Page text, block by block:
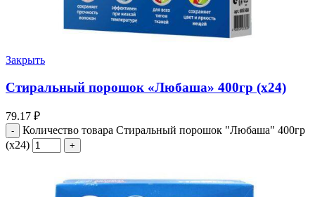
Закрыть
Стиральный порошок «Любаша» 400гр (х24)
79.17 ₽
Количество товара Стиральный порошок "Любаша" 400гр
(х24)